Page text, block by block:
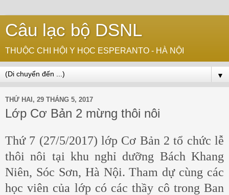
Câu lạc bộ DSNL
THUỘC CHI HỘI Y HỌC ESPERANTO - HÀ NỘI
▼
THỨ HAI, 29 THÁNG 5, 2017
Lớp Cơ Bản 2 mừng thôi nôi
Thứ 7 (27/5/2017) lớp Cơ Bản 2 tổ chức lễ
thôi nôi tại khu nghỉ dưỡng Bách Khang
Niên, Sóc Sơn, Hà Nội. Tham dự cùng các
học viên của lớp có các thầy cô trong Ban